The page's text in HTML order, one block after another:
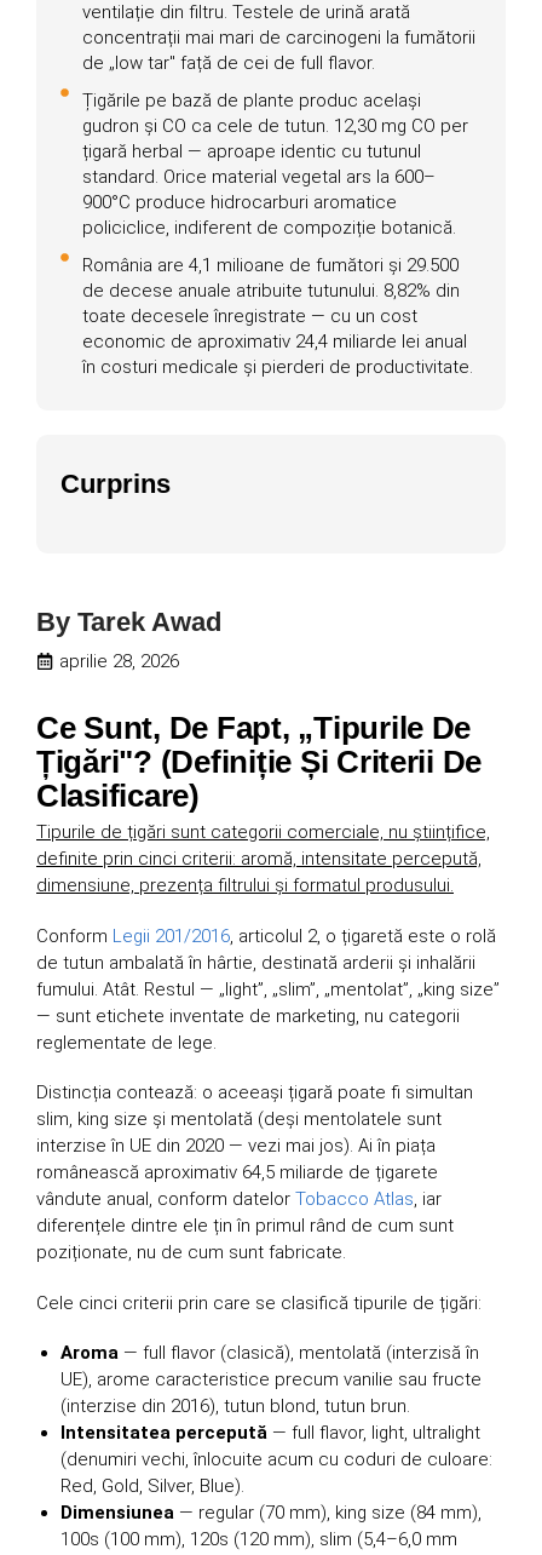
ventilație din filtru. Testele de urină arată
concentrații mai mari de carcinogeni la fumătorii
de „low tar" față de cei de full flavor.
Țigările pe bază de plante produc același
gudron și CO ca cele de tutun. 12,30 mg CO per
țigară herbal — aproape identic cu tutunul
standard. Orice material vegetal ars la 600–
900°C produce hidrocarburi aromatice
policiclice, indiferent de compoziție botanică.
România are 4,1 milioane de fumători și 29.500
de decese anuale atribuite tutunului. 8,82% din
toate decesele înregistrate — cu un cost
economic de aproximativ 24,4 miliarde lei anual
în costuri medicale și pierderi de productivitate.
Curprins
By Tarek Awad
aprilie 28, 2026
Ce Sunt, De Fapt, „Tipurile De
Țigări"? (Definiție Și Criterii De
Clasificare)
Tipurile de țigări sunt categorii comerciale, nu științifice,
definite prin cinci criterii: aromă, intensitate percepută,
dimensiune, prezența filtrului și formatul produsului.
Conform Legii 201/2016, articolul 2, o țigaretă este o rolă
de tutun ambalată în hârtie, destinată arderii și inhalării
fumului. Atât. Restul — „light”, „slim”, „mentolat”, „king size”
— sunt etichete inventate de marketing, nu categorii
reglementate de lege.
Distincția contează: o aceeași țigară poate fi simultan
slim, king size și mentolată (deși mentolatele sunt
interzise în UE din 2020 — vezi mai jos). Ai în piața
românească aproximativ 64,5 miliarde de țigarete
vândute anual, conform datelor Tobacco Atlas, iar
diferențele dintre ele țin în primul rând de cum sunt
poziționate, nu de cum sunt fabricate.
Cele cinci criterii prin care se clasifică tipurile de țigări:
Aroma — full flavor (clasică), mentolată (interzisă în
UE), arome caracteristice precum vanilie sau fructe
(interzise din 2016), tutun blond, tutun brun.
Intensitatea percepută — full flavor, light, ultralight
(denumiri vechi, înlocuite acum cu coduri de culoare:
Red, Gold, Silver, Blue).
Dimensiunea — regular (70 mm), king size (84 mm),
100s (100 mm), 120s (120 mm), slim (5,4–6,0 mm